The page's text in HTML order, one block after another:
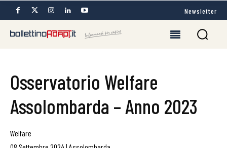
Newsletter
Osservatorio Welfare
Assolombarda – Anno 2023
Welfare